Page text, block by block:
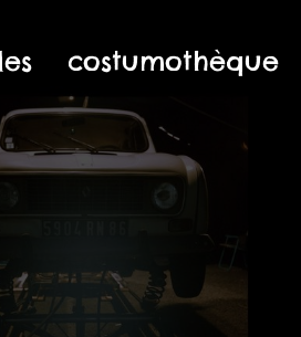
costumothèque